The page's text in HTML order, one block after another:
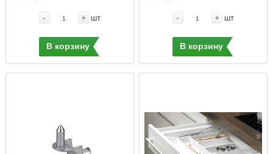
- + шт
В корзину
- + шт
В корзину